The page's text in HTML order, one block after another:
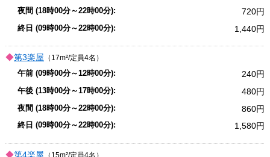
720
1,440
第3楽屋 （17m²/定員4名）
240
480
860
1,580
第4楽屋 （15m²/定員4名）